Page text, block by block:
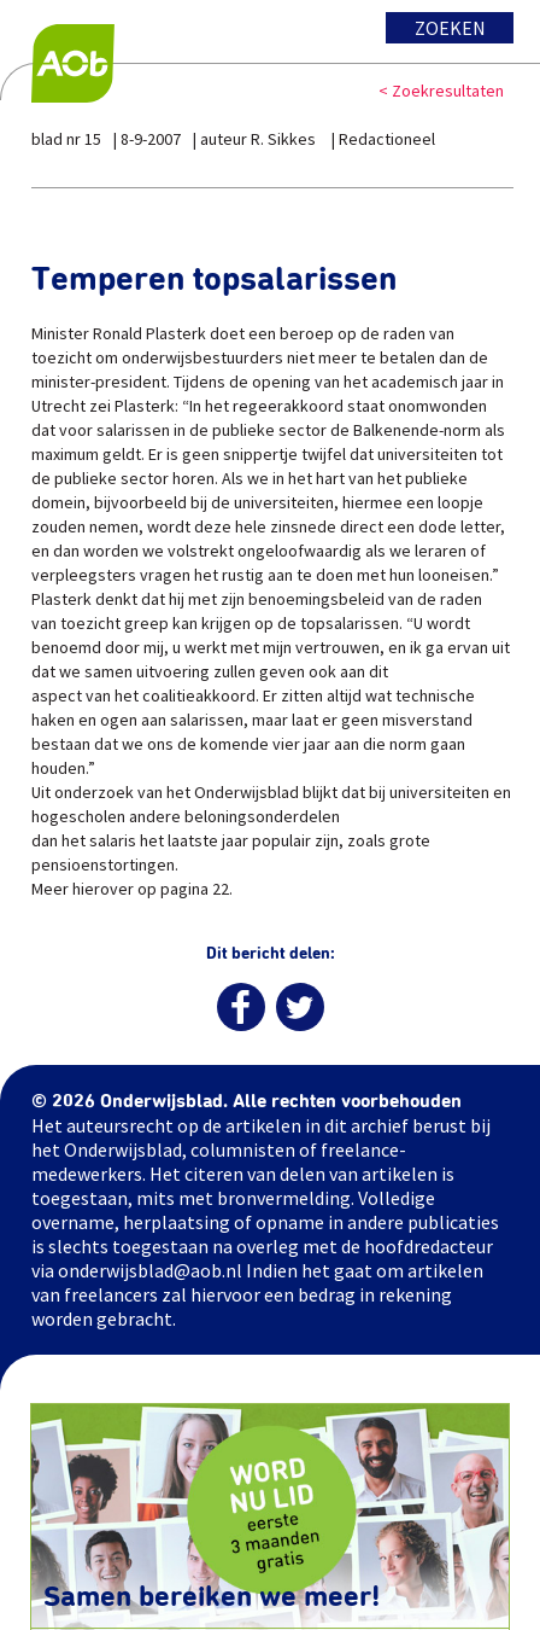
ZOEKEN
< Zoekresultaten
blad nr 15 8-9-2007 auteur R. Sikkes Redactioneel
Temperen topsalarissen
Minister Ronald Plasterk doet een beroep op de raden van
toezicht om onderwijsbestuurders niet meer te betalen dan de
minister-president. Tijdens de opening van het academisch jaar in
Utrecht zei Plasterk: “In het regeerakkoord staat onomwonden
dat voor salarissen in de publieke sector de Balkenende-norm als
maximum geldt. Er is geen snippertje twijfel dat universiteiten tot
de publieke sector horen. Als we in het hart van het publieke
domein, bijvoorbeeld bij de universiteiten, hiermee een loopje
zouden nemen, wordt deze hele zinsnede direct een dode letter,
en dan worden we volstrekt ongeloofwaardig als we leraren of
verpleegsters vragen het rustig aan te doen met hun looneisen.”
Plasterk denkt dat hij met zijn benoemingsbeleid van de raden
van toezicht greep kan krijgen op de topsalarissen. “U wordt
benoemd door mij, u werkt met mijn vertrouwen, en ik ga ervan uit
dat we samen uitvoering zullen geven ook aan dit
aspect van het coalitieakkoord. Er zitten altijd wat technische
haken en ogen aan salarissen, maar laat er geen misverstand
bestaan dat we ons de komende vier jaar aan die norm gaan
houden.”
Uit onderzoek van het Onderwijsblad blijkt dat bij universiteiten en
hogescholen andere beloningsonderdelen
dan het salaris het laatste jaar populair zijn, zoals grote
pensioenstortingen.
Meer hierover op pagina 22.
Dit bericht delen:
© 2026 Onderwijsblad. Alle rechten voorbehouden
Het auteursrecht op de artikelen in dit archief berust bij
het Onderwijsblad, columnisten of freelance-
medewerkers. Het citeren van delen van artikelen is
toegestaan, mits met bronvermelding. Volledige
overname, herplaatsing of opname in andere publicaties
is slechts toegestaan na overleg met de hoofdredacteur
via onderwijsblad@aob.nl Indien het gaat om artikelen
van freelancers zal hiervoor een bedrag in rekening
worden gebracht.
Samen bereiken we meer!